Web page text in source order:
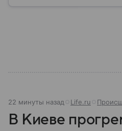
задачи выполняет и какую
22 минуты назад Life.ru
В Киеве